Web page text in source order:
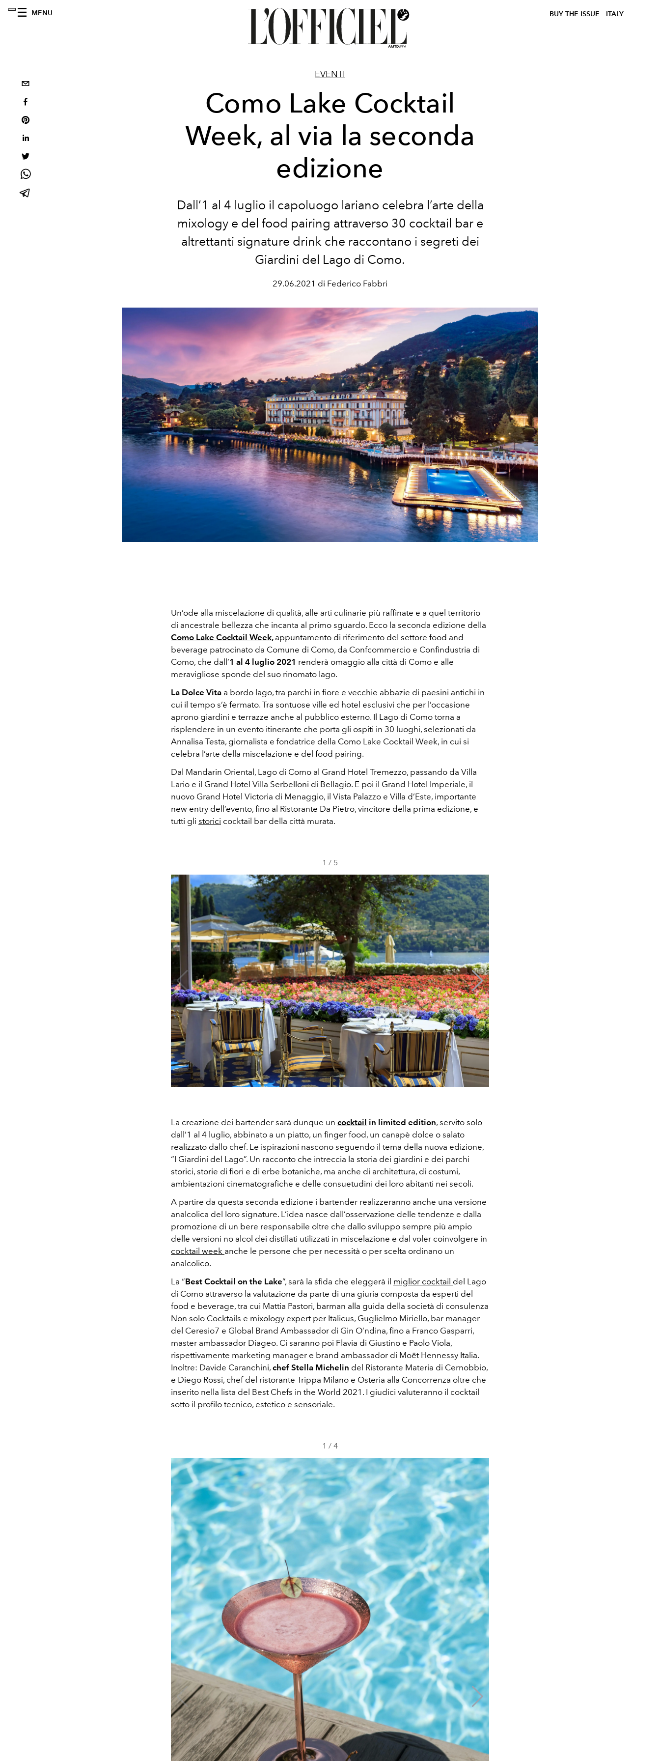
MENU BUY THE ISSUE ITALY
EVENTI
Como Lake Cocktail
Week, al via la seconda
edizione
Dall’1 al 4 luglio il capoluogo lariano celebra l’arte della
mixology e del food pairing attraverso 30 cocktail bar e
altrettanti signature drink che raccontano i segreti dei
Giardini del Lago di Como.
29.06.2021 di Federico Fabbri
Un’ode alla miscelazione di qualità, alle arti culinarie più raffinate e a quel territorio
di ancestrale bellezza che incanta al primo sguardo. Ecco la seconda edizione della
Como Lake Cocktail Week, appuntamento di riferimento del settore food and
beverage patrocinato da Comune di Como, da Confcommercio e Confindustria di
Como, che dall’1 al 4 luglio 2021 renderà omaggio alla città di Como e alle
meravigliose sponde del suo rinomato lago.
La Dolce Vita a bordo lago, tra parchi in fiore e vecchie abbazie di paesini antichi in
cui il tempo s’è fermato. Tra sontuose ville ed hotel esclusivi che per l’occasione
aprono giardini e terrazze anche al pubblico esterno. Il Lago di Como torna a
risplendere in un evento itinerante che porta gli ospiti in 30 luoghi, selezionati da
Annalisa Testa, giornalista e fondatrice della Como Lake Cocktail Week, in cui si
celebra l’arte della miscelazione e del food pairing.
Dal Mandarin Oriental, Lago di Como al Grand Hotel Tremezzo, passando da Villa
Lario e il Grand Hotel Villa Serbelloni di Bellagio. E poi il Grand Hotel Imperiale, il
nuovo Grand Hotel Victoria di Menaggio, il Vista Palazzo e Villa d’Este, importante
new entry dell’evento, fino al Ristorante Da Pietro, vincitore della prima edizione, e
tutti gli storici cocktail bar della città murata.
1 / 5
La creazione dei bartender sarà dunque un cocktail in limited edition, servito solo
dall’1 al 4 luglio, abbinato a un piatto, un finger food, un canapè dolce o salato
realizzato dallo chef. Le ispirazioni nascono seguendo il tema della nuova edizione,
“I Giardini del Lago”. Un racconto che intreccia la storia dei giardini e dei parchi
storici, storie di fiori e di erbe botaniche, ma anche di architettura, di costumi,
ambientazioni cinematografiche e delle consuetudini dei loro abitanti nei secoli.
A partire da questa seconda edizione i bartender realizzeranno anche una versione
analcolica del loro signature. L’idea nasce dall’osservazione delle tendenze e dalla
promozione di un bere responsabile oltre che dallo sviluppo sempre più ampio
delle versioni no alcol dei distillati utilizzati in miscelazione e dal voler coinvolgere in
cocktail week anche le persone che per necessità o per scelta ordinano un
analcolico.
La “Best Cocktail on the Lake”, sarà la sfida che eleggerà il miglior cocktail del Lago
di Como attraverso la valutazione da parte di una giuria composta da esperti del
food e beverage, tra cui Mattia Pastori, barman alla guida della società di consulenza
Non solo Cocktails e mixology expert per Italicus, Guglielmo Miriello, bar manager
del Ceresio7 e Global Brand Ambassador di Gin O’ndina, fino a Franco Gasparri,
master ambassador Diageo. Ci saranno poi Flavia di Giustino e Paolo Viola,
rispettivamente marketing manager e brand ambassador di Moët Hennessy Italia.
Inoltre: Davide Caranchini, chef Stella Michelin del Ristorante Materia di Cernobbio,
e Diego Rossi, chef del ristorante Trippa Milano e Osteria alla Concorrenza oltre che
inserito nella lista del Best Chefs in the World 2021. I giudici valuteranno il cocktail
sotto il profilo tecnico, estetico e sensoriale.
1 / 4